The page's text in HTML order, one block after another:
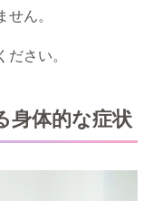
せん。
さい。
身体的な症状